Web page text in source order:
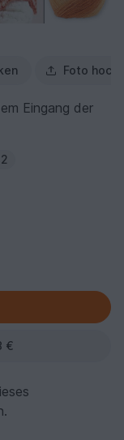
Foto
Eingang der
€